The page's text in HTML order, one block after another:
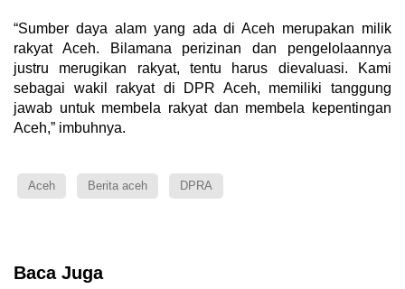
“Sumber daya alam yang ada di Aceh merupakan milik
rakyat Aceh. Bilamana perizinan dan pengelolaannya
justru merugikan rakyat, tentu harus dievaluasi. Kami
sebagai wakil rakyat di DPR Aceh, memiliki tanggung
jawab untuk membela rakyat dan membela kepentingan
Aceh,” imbuhnya.
Aceh Berita aceh DPRA
Baca Juga